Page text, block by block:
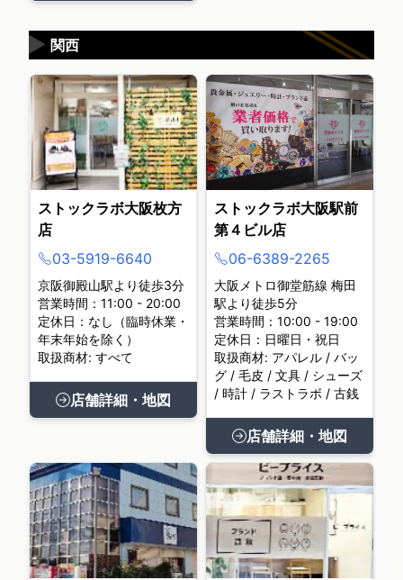
関西
▶
ストックラボ大阪枚方
店
03-5919-6640
京阪御殿山駅より徒歩3分
営業時間：11:00 - 20:00
定休日：なし（臨時休業・
年末年始を除く）
取扱商材: すべて
店舗詳細・地図
ストックラボ大阪駅前
第４ビル店
06-6389-2265
大阪メトロ御堂筋線 梅田
駅より徒歩5分
営業時間：10:00 - 19:00
定休日：日曜日・祝日
取扱商材: アパレル / バッ
グ / 毛皮 / 文具 / シューズ
/ 時計 / ラストラボ / 古銭
店舗詳細・地図